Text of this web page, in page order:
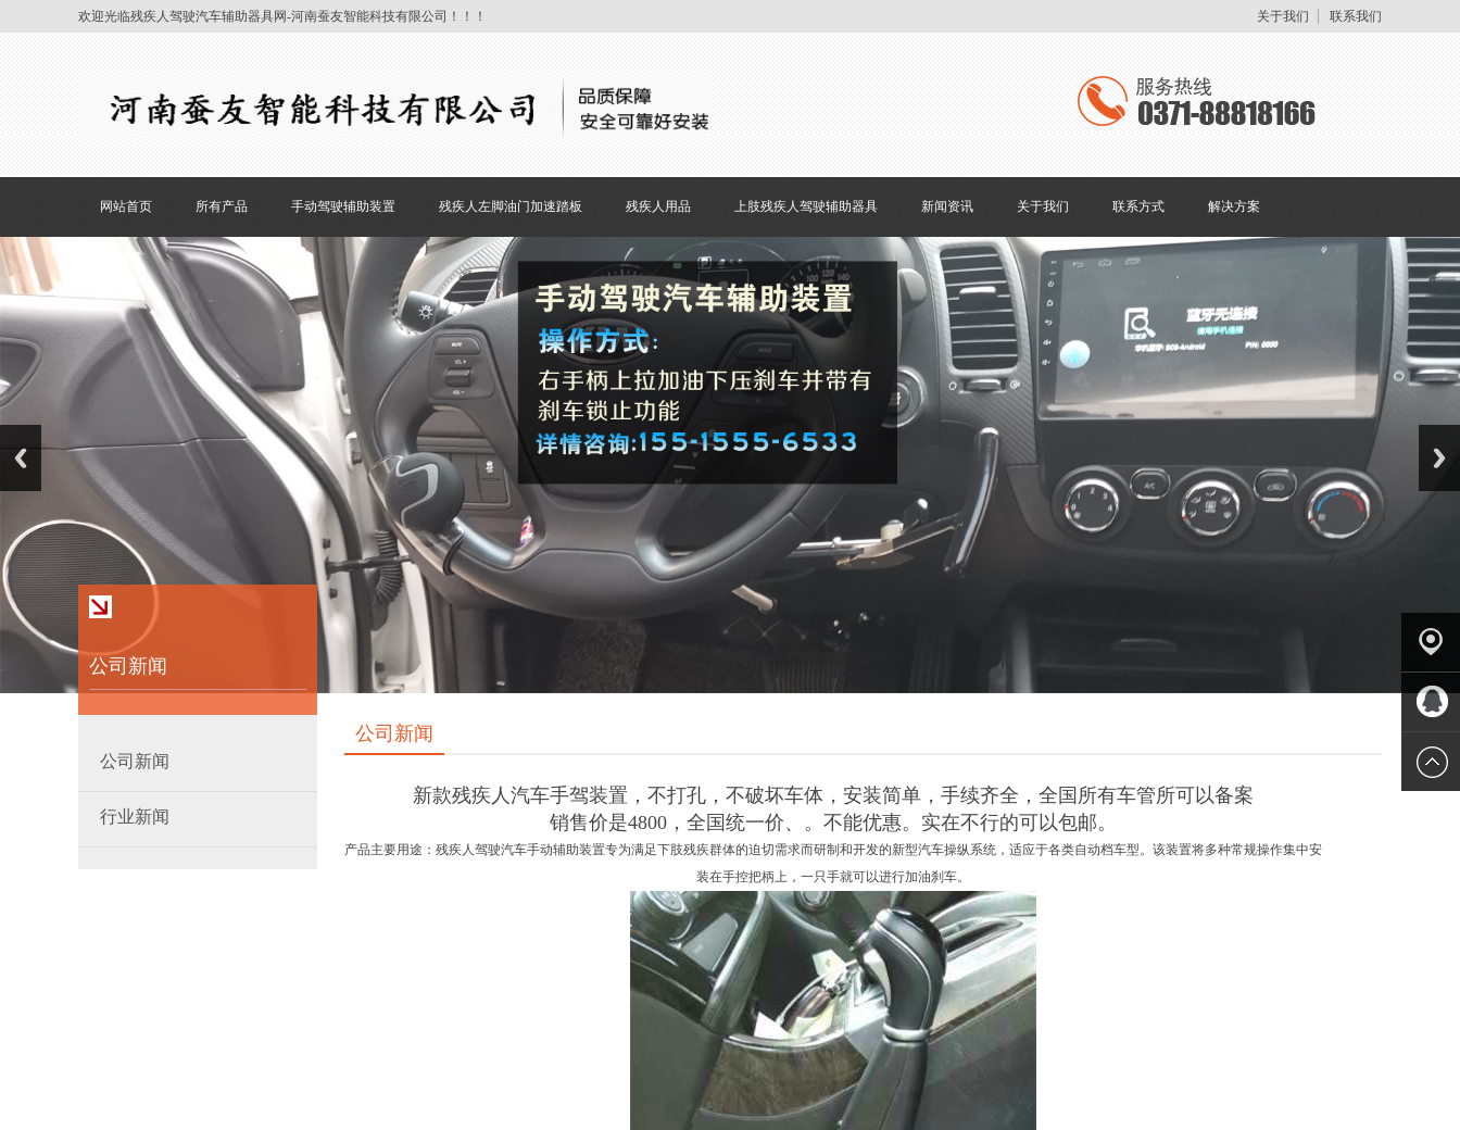
欢迎光临残疾人驾驶汽车辅助器具网-河南蚕友智能科技有限公司！！！ 关于我们 联系我们
网站首页 所有产品 手动驾驶辅助装置 残疾人左脚油门加速踏板 残疾人用品 上肢残疾人驾驶辅助器具 新闻资讯 关于我们 联系方式 解决方案
产品中
QQ客服
公司新闻
公司新闻
行业新闻
公司新闻
新款残疾人汽车手驾装置，不打孔，不破坏车体，安装简单，手续齐全，全国所有车管所可以备案
销售价是4800，全国统一价、。不能优惠。实在不行的可以包邮。
产品主要用途：残疾人驾驶汽车手动辅助装置专为满足下肢残疾群体的迫切需求而研制和开发的新型汽车操纵系统，适应于各类自动档车型。该装置将多种常规操作集中安
装在手控把柄上，一只手就可以进行加油刹车。